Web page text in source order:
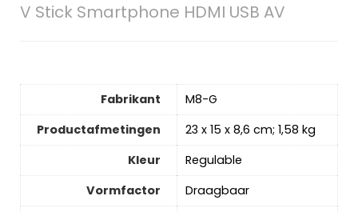
V Stick Smartphone HDMI USB AV
Fabrikant
‎M8-G
Productafmetingen
‎23 x 15 x 8,6 cm; 1,58 kg
Kleur
‎Regulable
Vormfactor
‎Draagbaar